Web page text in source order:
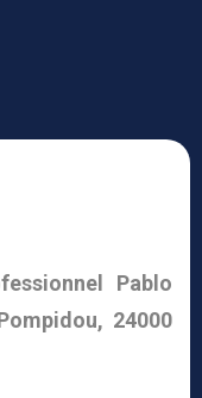
Pablo
24000